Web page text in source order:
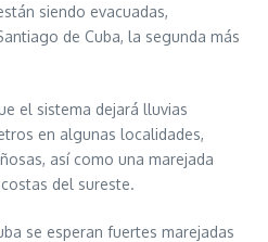
siendo evacuadas,
de Cuba, la segunda más
el sistema dejará lluvias
en algunas localidades,
así como una marejada
del sureste.
se esperan fuertes marejadas